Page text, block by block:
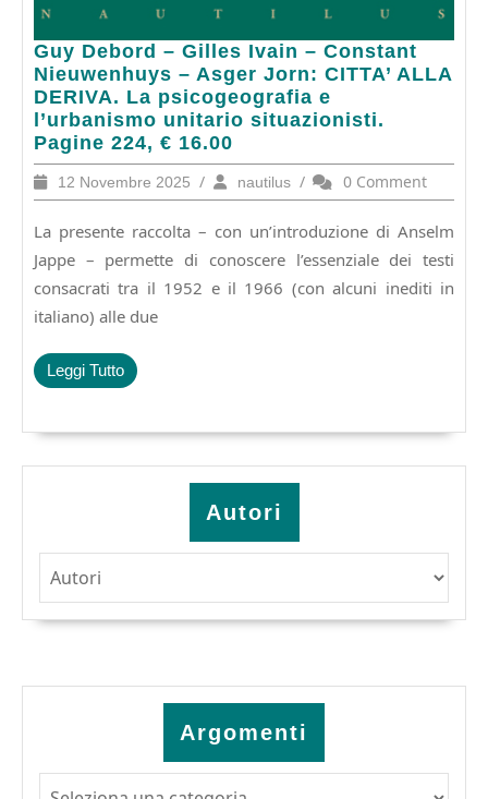
Guy Debord – Gilles Ivain – Constant
Nieuwenhuys – Asger Jorn: CITTA’ ALLA
DERIVA. La psicogeografia e
l’urbanismo unitario situazionisti.
Pagine 224, € 16.00
Guy
Debord
–
Gilles
Ivain
–
Constant
–
Asger
CITTA’
ALLA
La
psicogeografia
l’urbanismo
unitario
€
16.00
12 Novembre 2025 12
Novembre
2025
/ nautilusnautilus
/ 0 Comment
La presente raccolta – con un’introduzione di Anselm
Jappe – permette di conoscere l’essenziale dei testi
consacrati tra il 1952 e il 1966 (con alcuni inediti in
italiano) alle due
Leggi TuttoLeggi
Tutto
Autori
Argomenti